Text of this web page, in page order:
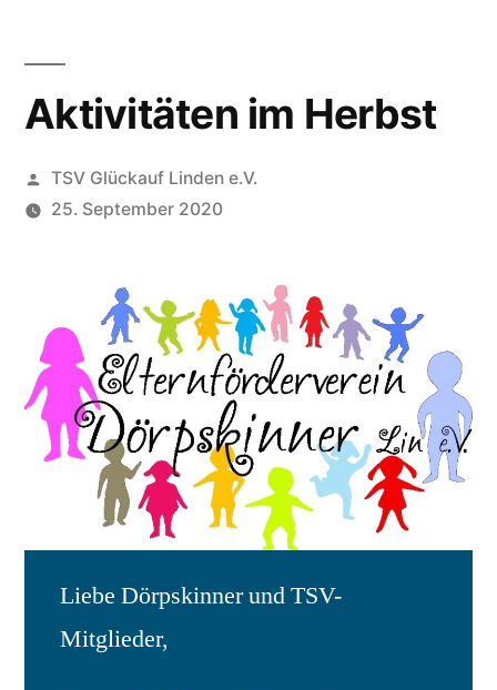
Aktivitäten im Herbst
Veröffentlicht
von
TSV Glückauf Linden e.V.
25. September 2020
Liebe Dörpskinner und TSV-
Mitglieder,